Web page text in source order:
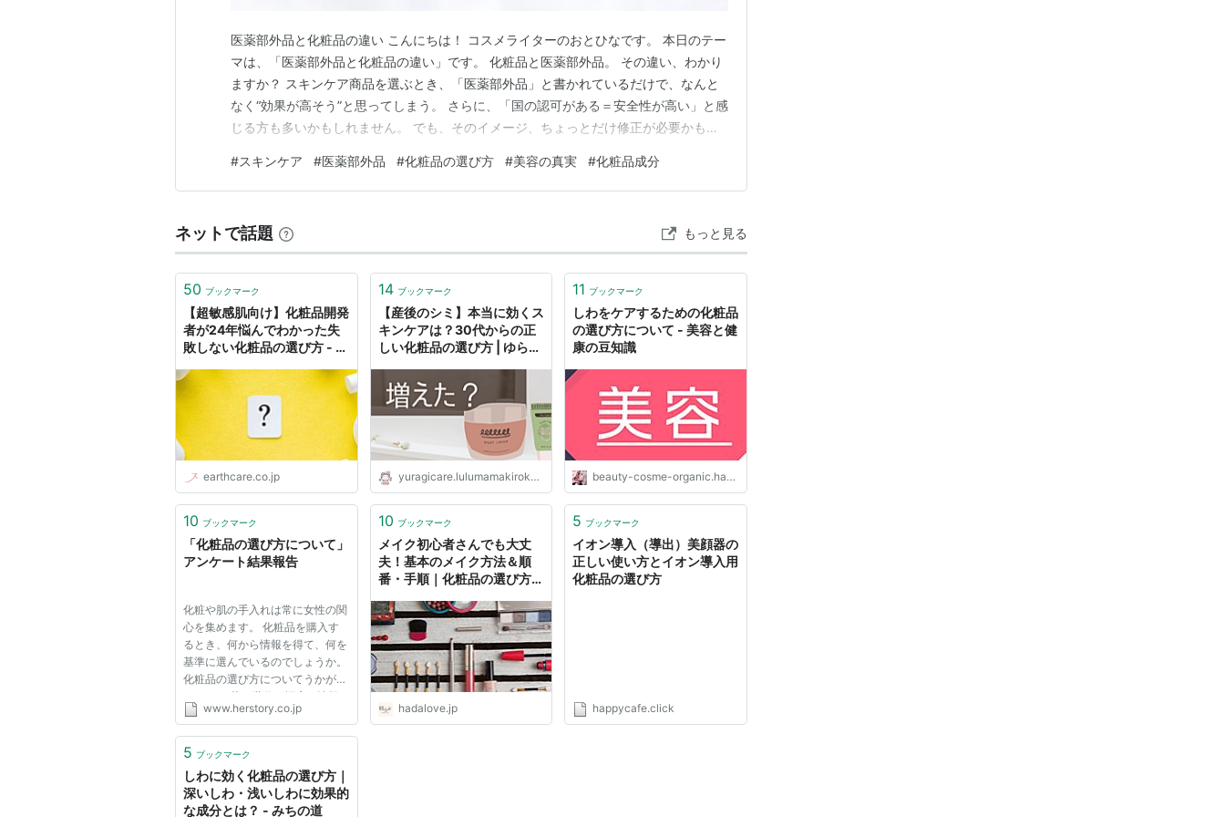
医薬部外品と化粧品の違い こんにちは！ コスメライターのおとひなです。 本日のテー
マは、「医薬部外品と化粧品の違い」です。 化粧品と医薬部外品。 その違い、わかり
ますか？ スキンケア商品を選ぶとき、「医薬部外品」と書かれているだけで、なんと
なく“効果が高そう”と思ってしまう。 さらに、「国の認可がある＝安全性が高い」と感
じる方も多いかもしれません。 でも、そのイメージ、ちょっとだけ修正が必要かも。
す。 今回は「医薬部外品って結局どうなの？」「化粧品と何が違うの？」という疑問
に、しっかり答えていきましょう。 ■スキン…
#スキンケア #医薬部外品 #化粧品の選び方 #美容の真実 #化粧品成分
ネットで話題 もっと見る
50 ブックマーク
【超敏感肌向け】化粧品開発
者が24年悩んでわかった失
敗しない化粧品の選び方 - 健
earthcare.co.jp
14 ブックマーク
【産後のシミ】本当に効くス
キンケアは？30代からの正
しい化粧品の選び方 | ゆらぎ
yuragicare.lulumamakiroku.work
11 ブックマーク
しわをケアするための化粧品
の選び方について - 美容と健
康の豆知識
beauty-cosme-organic.hatenablog.com
10 ブックマーク
「化粧品の選び方について」
アンケート結果報告
化粧や肌の手入れは常に女性の関
心を集めます。 化粧品を購入す
るとき、何から情報を得て、何を
基準に選んでいるのでしょうか。
化粧品の選び方についてうかがい
ました。 若い世代は幅広く情報
を収集、年配世代は狭くても確実
世代で「使用感」が最多 ブラン
ドやメーカーを変えるときの主...
www.herstory.co.jp
10 ブックマーク
メイク初心者さんでも大丈
夫！基本のメイク方法＆順
番・手順｜化粧品の選び方を
hadalove.jp
5 ブックマーク
イオン導入（導出）美顔器の
正しい使い方とイオン導入用
化粧品の選び方
happycafe.click
5 ブックマーク
しわに効く化粧品の選び方｜
深いしわ・浅いしわに効果的
な成分とは？ - みちの道